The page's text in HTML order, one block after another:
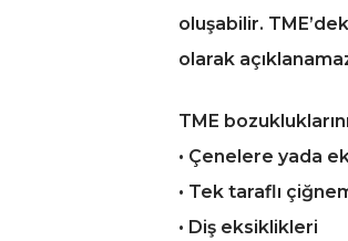
oluşabilir.
olarak
TME
• Çenelere yada
• Tek taraflı
• Diş eksiklikleri